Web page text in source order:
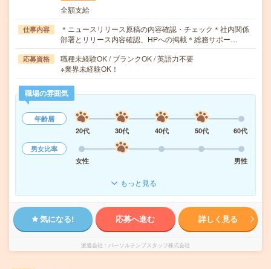
全額支給
仕事内容
＊ニュースリリース原稿の内容確認・チェック＊社内関係
部署とリリース内容確認、HPへの掲載＊総務サポー…
応募資格
職種未経験OK / ブランクOK / 英語力不要
※業界未経験OK！
職場の雰囲気
年齢層
20代
30代 40代 50代
60代
男女比率
女性
男性
もっと見る
気になる! 応募へ進む 詳しく見る
派遣会社 パーソルテンプスタッフ株式会社